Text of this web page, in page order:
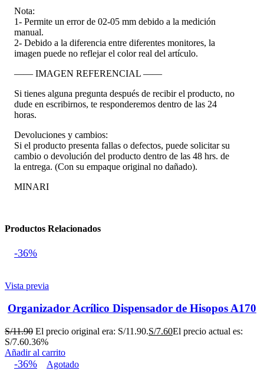
Nota:
1- Permite un error de 02-05 mm debido a la medición
manual.
2- Debido a la diferencia entre diferentes monitores, la
imagen puede no reflejar el color real del artículo.
—— IMAGEN REFERENCIAL ——
Si tienes alguna pregunta después de recibir el producto, no
dude en escribirnos, te responderemos dentro de las 24
horas.
Devoluciones y cambios:
Si el producto presenta fallas o defectos, puede solicitar su
cambio o devolución del producto dentro de las 48 hrs. de
la entrega. (Con su empaque original no dañado).
MINARI
Productos Relacionados
-36%
Vista previa
Organizador Acrílico Dispensador de Hisopos A170
S/11.90 El precio original era: S/11.90.S/7.60El precio actual es:
S/7.60.36%
Añadir al carrito
-36% Agotado